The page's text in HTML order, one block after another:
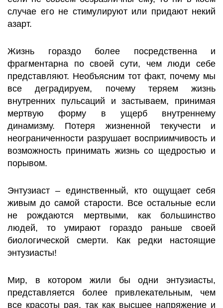
случае его не стимулируют или придают некий
азарт.
Жизнь гораздо более посредственна и
фрагментарна по своей сути, чем люди себе
представляют. Необъясним тот факт, почему мы
все деградируем, почему теряем жизнь
внутренних пульсаций и застываем, принимая
мертвую форму в ущерб внутреннему
динамизму. Потеря жизненной текучести и
неограниченности разрушает восприимчивость и
возможность принимать жизнь со щедростью и
порывом.
Энтузиаст – единственный, кто ощущает себя
живым до самой старости. Все остальные если
не рождаются мертвыми, как большинство
людей, то умирают гораздо раньше своей
биологической смерти. Как редки настоящие
энтузиасты!
Мир, в котором жили бы одни энтузиасты,
представляется более привлекательным, чем
все красоты рая, так как высшее напряжение и